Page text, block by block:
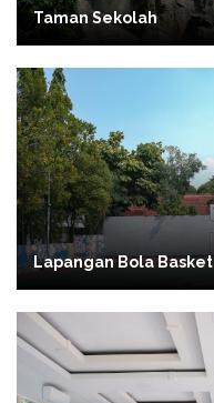
Taman Sekolah
Lapangan Bola Basket